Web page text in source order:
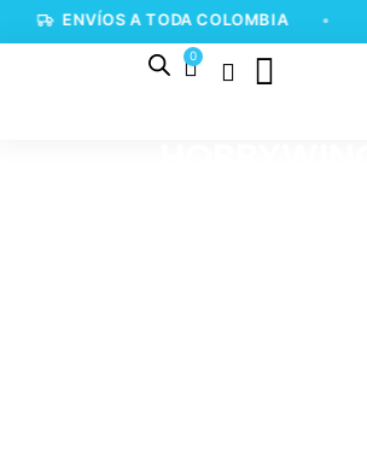
ENVÍOS A TODA COLOMBIA
0